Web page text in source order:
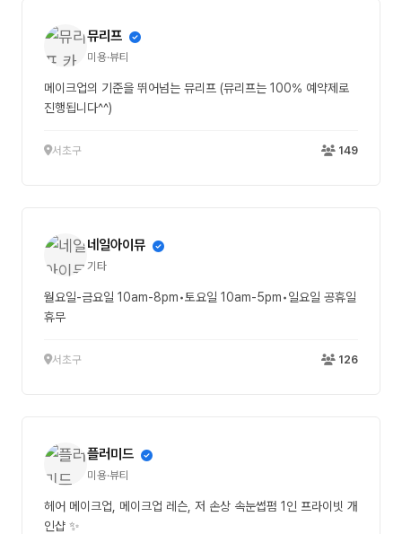
뮤리프
미용·뷰티
메이크업의 기준을 뛰어넘는 뮤리프 (뮤리프는 100% 예약제로
진행됩니다^^)
서초구 149
네일아이뮤
기타
월요일-금요일 10am-8pm•토요일 10am-5pm•일요일 공휴일
휴무
서초구 126
플러미드
미용·뷰티
헤어 메이크업, 메이크업 레슨, 저 손상 속눈썹펌 1인 프라이빗 개
인샵 ✨